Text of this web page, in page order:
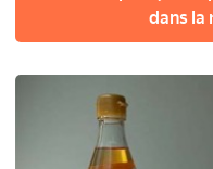
dans la